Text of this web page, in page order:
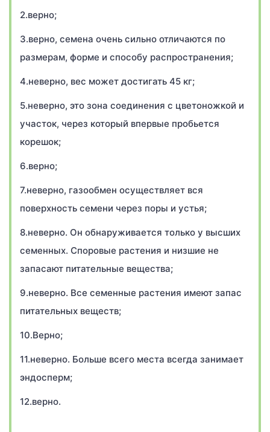
2.верно;
3.верно, семена очень сильно отличаются по
размерам, форме и способу распространения;
4.неверно, вес может достигать 45 кг;
5.неверно, это зона соединения с цветоножкой и
участок, через который впервые пробьется
корешок;
6.верно;
7.неверно, газообмен осуществляет вся
поверхность семени через поры и устья;
8.неверно. Он обнаруживается только у высших
семенных. Споровые растения и низшие не
запасают питательные вещества;
9.неверно. Все семенные растения имеют запас
питательных веществ;
10.Верно;
11.неверно. Больше всего места всегда занимает
эндосперм;
12.верно.